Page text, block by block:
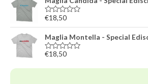
u
t
a
t
o
0
s
u
5
V
a
u
t
a
€18,50
Maglia Montella - Special
V
l
€18,50